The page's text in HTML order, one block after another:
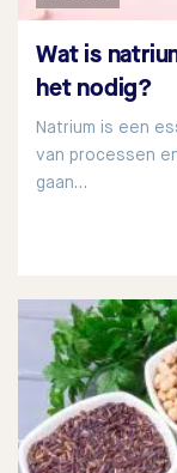
Wat is
het nodig?
Natrium is een
van processen
gaan…